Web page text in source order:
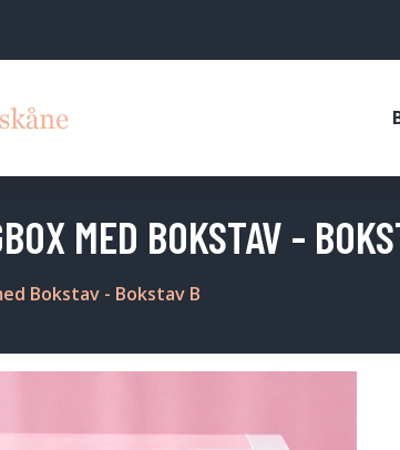
MED BOKSTAV -
Bokstav - Bokstav B